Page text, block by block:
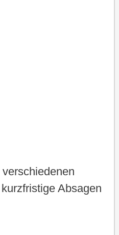
Absagen